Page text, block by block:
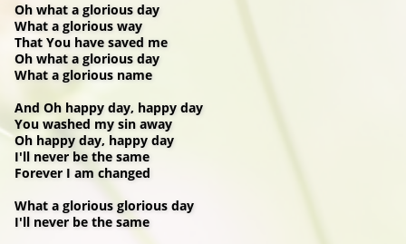
Oh what a glorious day
What a glorious way
That You have saved me
Oh what a glorious day
What a glorious name
And Oh happy day, happy day
You washed my sin away
Oh happy day, happy day
I'll never be the same
Forever I am changed
What a glorious glorious day
I'll never be the same